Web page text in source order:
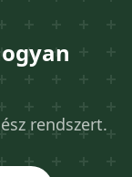
rendszert.